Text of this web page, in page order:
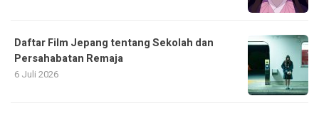
Daftar Film Jepang tentang Sekolah dan
Persahabatan Remaja
6 Juli 2026